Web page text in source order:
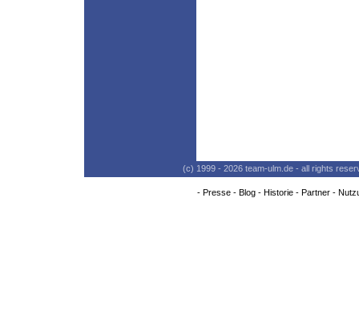
(c) 1999 - 2026 team-ulm.de - all rights
- Presse- Blog- Historie- Partner-